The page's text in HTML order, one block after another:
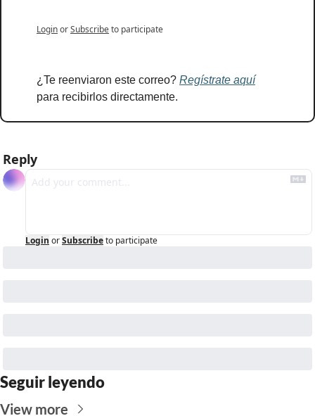
LoginorSubscribeto participate
¿Te reenviaron este correo? Regístrate aquí
para recibirlos directamente.
Reply
Login orSubscribeto participate
Seguir leyendo
View more